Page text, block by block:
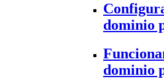
dominio
dominio